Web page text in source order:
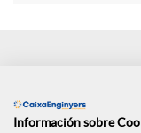
nVolver
Información sobre